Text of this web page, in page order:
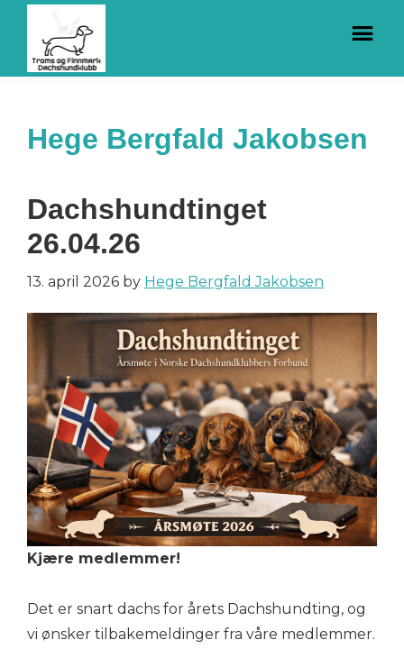
Hopp
hovedinnhold
Hopp
bunntekst
Troms
Dachshundklubb
Nord
Hege Bergfald Jakobsen
Dachshundtinget
26.04.26
13. april 2026 by Hege Bergfald Jakobsen
Kjære medlemmer!
Det er snart dachs for årets Dachshundting, og
vi ønsker tilbakemeldinger fra våre medlemmer.